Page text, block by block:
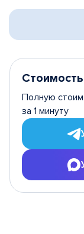
Полную
за 1 минуту